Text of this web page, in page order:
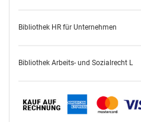
Bibliothek HR für Unternehmen
Bibliothek Arbeits- und Sozialrecht L